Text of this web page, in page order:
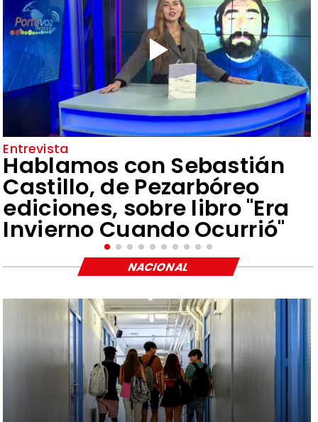
Entrevista
Hablamos con Sebastián
Castillo, de Pezarbóreo
ediciones, sobre libro "Era
Invierno Cuando Ocurrió"
NACIONAL